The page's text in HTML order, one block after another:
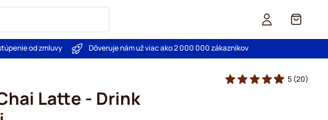
Košík
od zmluvy Dôveruje nám už viac ako 2 000 000 zákazníkov
Latte - Drink
5(20)